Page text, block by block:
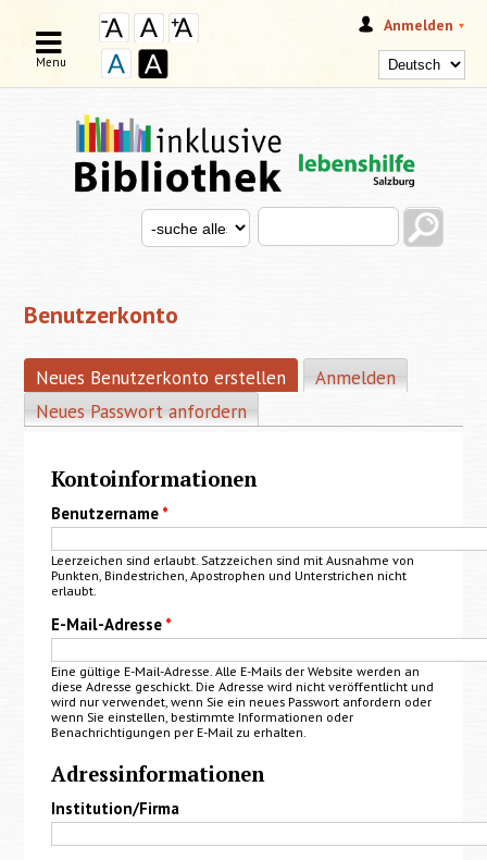
Anmelden
SUCHFORMULAR
Search this site
Search for
Menu
Benutzerkonto
HAUPT-REITER
Neues Benutzerkonto erstellen (aktiver Reiter)
Anmelden
Neues Passwort anfordern
Kontoinformationen
Benutzername *
Leerzeichen sind erlaubt. Satzzeichen sind mit Ausnahme von
Punkten, Bindestrichen, Apostrophen und Unterstrichen nicht
erlaubt.
E-Mail-Adresse *
Eine gültige E-Mail-Adresse. Alle E-Mails der Website werden an
diese Adresse geschickt. Die Adresse wird nicht veröffentlicht und
wird nur verwendet, wenn Sie ein neues Passwort anfordern oder
wenn Sie einstellen, bestimmte Informationen oder
Benachrichtigungen per E-Mail zu erhalten.
Adressinformationen
Institution/Firma